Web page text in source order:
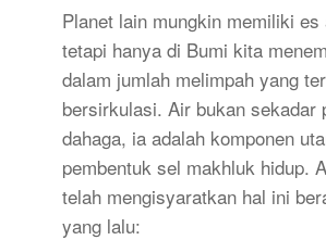
Planet lain mungkin memiliki es
tetapi hanya di Bumi kita
dalam jumlah melimpah yang
bersirkulasi. Air bukan sekadar
dahaga, ia adalah komponen
pembentuk sel makhluk hidup.
telah mengisyaratkan hal ini
yang lalu: